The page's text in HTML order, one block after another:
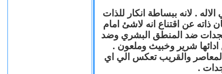
. لانه ببساطة انكار للذات
ذاته عن اقتناع انه لاشئ امام
ضد المنطق البشري وضد
ادائها شرير وخبيث وملعون .
المعاصر والقريب تعكس الي اي
.